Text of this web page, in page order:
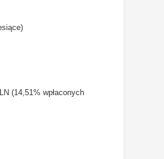
(14,51% wpłaconych